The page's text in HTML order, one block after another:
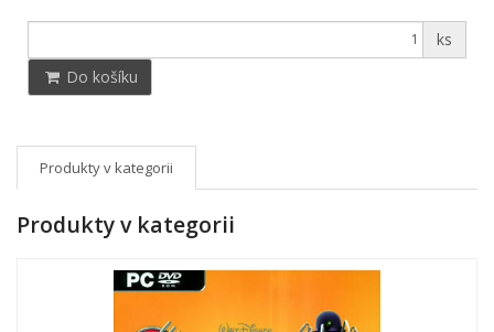
ks
Do košíku
Produkty v kategorii
Produkty v kategorii